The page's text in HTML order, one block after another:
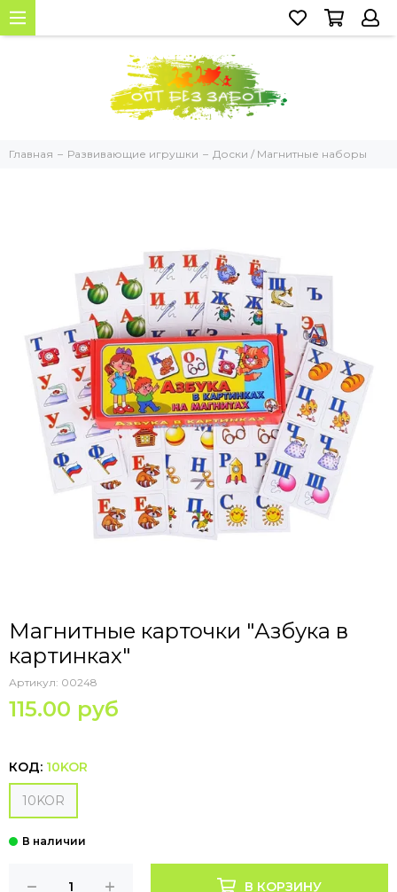
Главная Развивающие игрушки Доски / Магнитные наборы
Магнитные карточки "Азбука в
картинках"
Артикул: 00248
115.00 руб
КОД: 10KOR
10KOR
В КОРЗИНУ